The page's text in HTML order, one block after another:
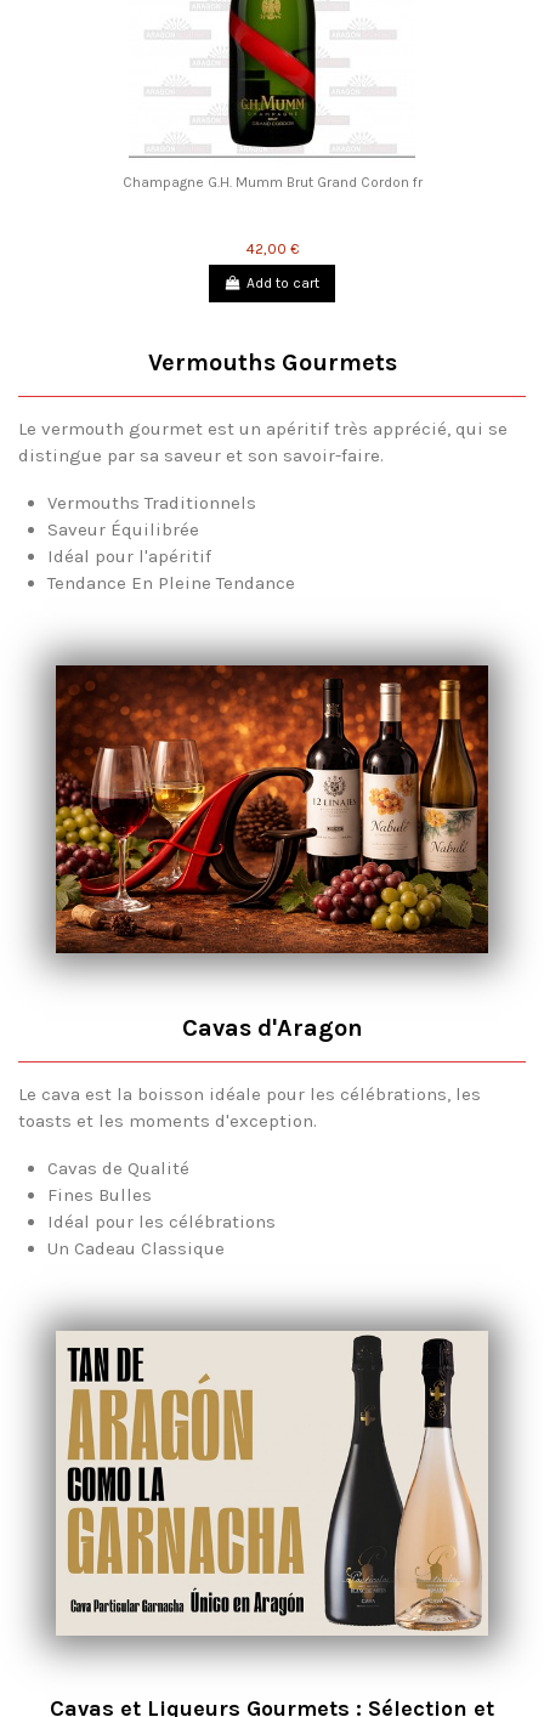
Champagne G.H. Mumm Brut Grand Cordon fr
42,00 €
Add to cart
Vermouths Gourmets
Le vermouth gourmet est un apéritif très apprécié, qui se
distingue par sa saveur et son savoir-faire.
Vermouths Traditionnels
Saveur Équilibrée
Idéal pour l'apéritif
Tendance En Pleine Tendance
Cavas d'Aragon
Le cava est la boisson idéale pour les célébrations, les
toasts et les moments d'exception.
Cavas de Qualité
Fines Bulles
Idéal pour les célébrations
Un Cadeau Classique
Cavas et Liqueurs Gourmets : Sélection et